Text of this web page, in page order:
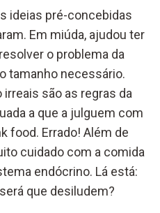
ideias pré-concebidas
Em miúda, ajudou ter
o problema da
tamanho necessário.
são as regras da
a que a julguem com
food. Errado! Além de
cuidado com a comida
endócrino. Lá está:
que desiludem?